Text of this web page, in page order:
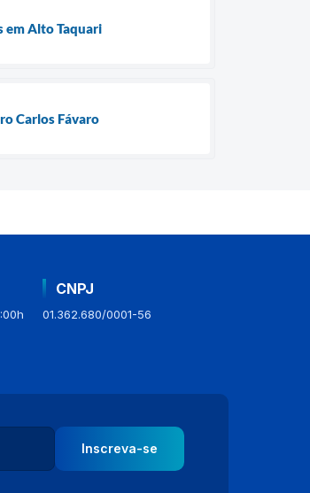
em Alto Taquari
Carlos Fávaro
CNPJ
01.362.680/0001-56
Inscreva-se